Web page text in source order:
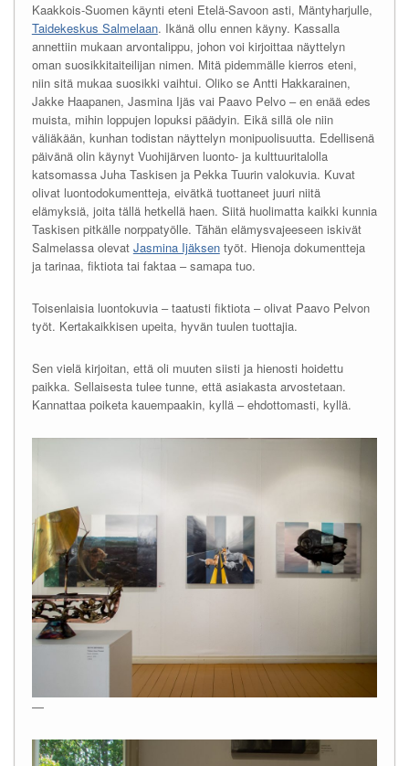
Kaakkois-Suomen käynti eteni Etelä-Savoon asti, Mäntyharjulle,
Taidekeskus Salmelaan. Ikänä ollu ennen käyny. Kassalla
annettiin mukaan arvontalippu, johon voi kirjoittaa näyttelyn
oman suosikkitaiteilijan nimen. Mitä pidemmälle kierros eteni,
niin sitä mukaa suosikki vaihtui. Oliko se Antti Hakkarainen,
Jakke Haapanen, Jasmina Ijäs vai Paavo Pelvo – en enää edes
muista, mihin loppujen lopuksi päädyin. Eikä sillä ole niin
väliäkään, kunhan todistan näyttelyn monipuolisuutta. Edellisenä
päivänä olin käynyt Vuohijärven luonto- ja kulttuuritalolla
katsomassa Juha Taskisen ja Pekka Tuurin valokuvia. Kuvat
olivat luontodokumentteja, eivätkä tuottaneet juuri niitä
elämyksiä, joita tällä hetkellä haen. Siitä huolimatta kaikki kunnia
Taskisen pitkälle norppatyölle. Tähän elämysvajeeseen iskivät
Salmelassa olevat Jasmina Ijäksentyöt. Hienoja dokumentteja
ja tarinaa, fiktiota tai faktaa – samapa tuo.
Toisenlaisia luontokuvia – taatusti fiktiota – olivat Paavo Pelvon
työt. Kertakaikkisen upeita, hyvän tuulen tuottajia.
Sen vielä kirjoitan, että oli muuten siisti ja hienosti hoidettu
paikka. Sellaisesta tulee tunne, että asiakasta arvostetaan.
Kannattaa poiketa kauempaakin, kyllä – ehdottomasti, kyllä.
—